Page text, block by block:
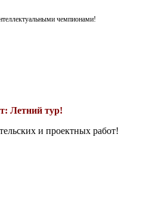
чемпионами!
Летний тур!
и проектных работ!